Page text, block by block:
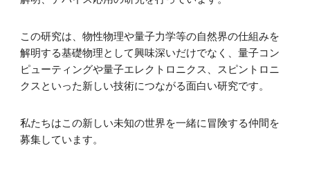
この研究は、物性物理や量子力学等の自然界の仕組みを
解明する基礎物理として興味深いだけでなく、量子コン
ピューティングや量子エレクトロニクス、スピントロニ
クスといった新しい技術につながる面白い研究です。
私たちはこの新しい未知の世界を一緒に冒険する仲間を
募集しています。